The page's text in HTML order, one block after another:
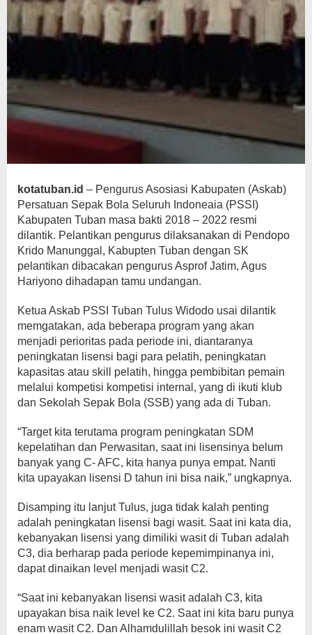
kotatuban.id – Pengurus Asosiasi Kabupaten (Askab)
Persatuan Sepak Bola Seluruh Indoneaia (PSSI)
Kabupaten Tuban masa bakti 2018 – 2022 resmi
dilantik. Pelantikan pengurus dilaksanakan di Pendopo
Krido Manunggal, Kabupten Tuban dengan SK
pelantikan dibacakan pengurus Asprof Jatim, Agus
Hariyono dihadapan tamu undangan.
Ketua Askab PSSI Tuban Tulus Widodo usai dilantik
memgatakan, ada beberapa program yang akan
menjadi perioritas pada periode ini, diantaranya
peningkatan lisensi bagi para pelatih, peningkatan
kapasitas atau skill pelatih, hingga pembibitan pemain
melalui kompetisi kompetisi internal, yang di ikuti klub
dan Sekolah Sepak Bola (SSB) yang ada di Tuban.
“Target kita terutama program peningkatan SDM
kepelatihan dan Perwasitan, saat ini lisensinya belum
banyak yang C- AFC, kita hanya punya empat. Nanti
kita upayakan lisensi D tahun ini bisa naik,” ungkapnya.
Disamping itu lanjut Tulus, juga tidak kalah penting
adalah peningkatan lisensi bagi wasit. Saat ini kata dia,
kebanyakan lisensi yang dimiliki wasit di Tuban adalah
C3, dia berharap pada periode kepemimpinanya ini,
dapat dinaikan level menjadi wasit C2.
“Saat ini kebanyakan lisensi wasit adalah C3, kita
upayakan bisa naik level ke C2. Saat ini kita baru punya
enam wasit C2. Dan Alhamdulillah besok ini wasit C2